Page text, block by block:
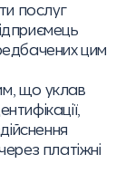
послуг
цим
що уклав
платіжні